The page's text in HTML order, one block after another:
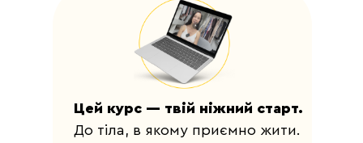
Цей курс — твій ніжний старт.
До тіла, в якому приємно жити.